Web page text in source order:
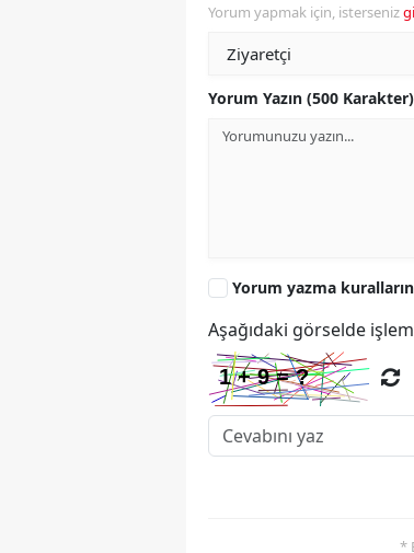
Yorum yapmak için, isterseniz
Yorum Yazın (500 Karakter)
Yorum yazma
Aşağıdaki görselde
*